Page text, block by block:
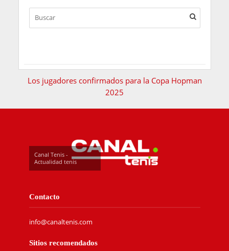
Los jugadores confirmados para la Copa Hopman
2025
Canal Tenis -
Actualidad tenis
Contacto
info@canaltenis.com
Sitios recomendados